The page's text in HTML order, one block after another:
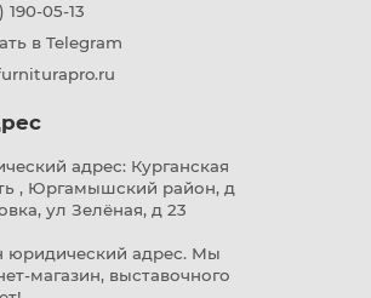
190-05-13
в Telegram
адрес: Курганская
, Юргамышский район, д
ул Зелёная, д 23
юридический адрес. Мы
магазин, выставочного